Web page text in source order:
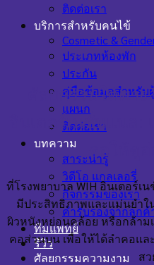
ติดต่อเรา
บริการสำหรับคนไข้
Cosmetic &
ประเภทห้องพัก
ประกัน
คู่มือข้อมูลสำหรับ
แผนก
ติดต่อเรา
บทความ
สาระน่ารู้
วิดีโอ แกลเลอรี่
กิจกรรมของเรา
คำรับรองจากลูกค้
ทีมแพทย์
รีวิว
ศัลยกรรมความงาม
ศัลยกรรมใต้คาง
อินเตอร์เนชั่นแนล:
คอให้ดูอ่
ที่โรงพยาบาล WIH อินเตอร์เ
มีประสิทธิภาพและแม่นยำใ
ผิวหนังหย่อนคล้อย หรือกล้าม
คอส่วนบน เพื่อให้ได้ลำคอแ
ส